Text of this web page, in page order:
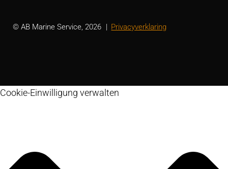
© AB Marine Service, 2026 Privacyverklaring
Cookie-Einwilligung verwalten